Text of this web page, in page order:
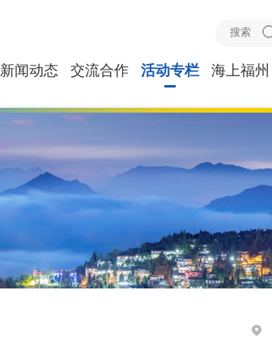
新闻动态 交流合作 活动专栏 海上福州